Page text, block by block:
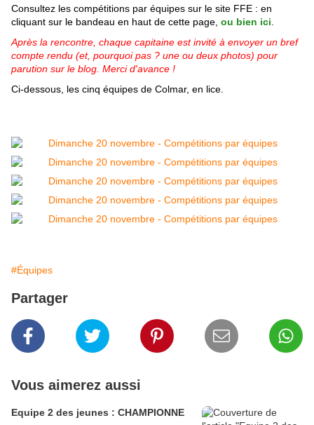
Consultez les compétitions par équipes sur le site FFE : en
cliquant sur le bandeau en haut de cette page, ou bien ici
Après la rencontre, chaque capitaine est invité à envoyer un bref
compte rendu (et, pourquoi pas ? une ou deux photos) pour
parution sur le blog. Merci d'avance !
Ci-dessous, les cinq équipes de Colmar, en lice.
#Équipes
Partager
Vous aimerez aussi
Equipe 2 des jeunes : CHAMPIONNE